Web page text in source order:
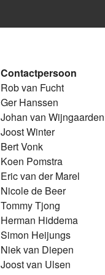
Contactpersoon
Rob van Fucht
Ger Hanssen
Johan van Wijngaarden
Joost Winter
Bert Vonk
Koen Pomstra
Eric van der Marel
Nicole de Beer
Tommy Tjong
Herman Hiddema
Simon Heijungs
Niek van Diepen
Joost van Ulsen